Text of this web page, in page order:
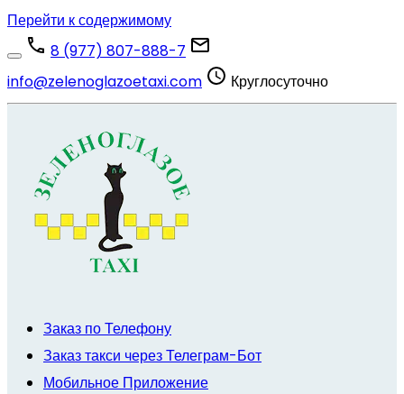
Перейти к содержимому
8 (977) 807-888-7
info@zelenoglazoetaxi.com
Круглосуточно
Заказ по Телефону
Заказ такси через Телеграм-Бот
Мобильное Приложение